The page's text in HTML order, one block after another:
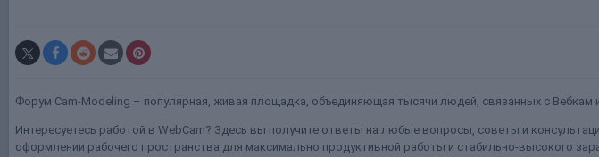
Форум Cam-Modeling – популярная, живая площадка, объединяющая тысячи людей, связанных с Вебкам
Интересуетесь работой в WebCam? Здесь вы получите ответы на любые вопросы, советы и
оформлении рабочего пространства для максимально продуктивной работы и стабильно-высокого